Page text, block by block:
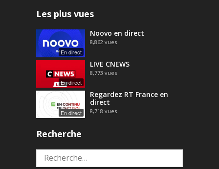
Les plus vues
En direct
Noovo en direct
8,862 vues
En direct
LIVE CNEWS
8,773 vues
En direct
Regardez RT France en
direct
8,718 vues
Recherche
Rechercher :